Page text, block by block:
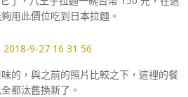
用此價位吃到日本拉麵。
的，與之前的照片比較之下，這裡的餐
都汰舊換新了。